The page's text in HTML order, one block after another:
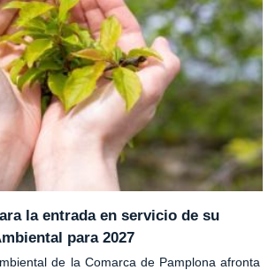
la entrada en servicio de su
para 2027
de la Comarca de Pamplona afronta